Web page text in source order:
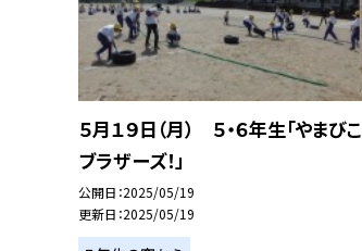
５月１９日（月） ５・６年生「やまびこ
ブラザーズ！」
公開日 2025/05/19
更新日 2025/05/19